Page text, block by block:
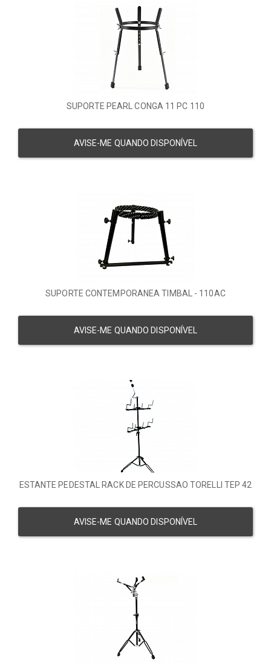
SUPORTE PEARL CONGA 11 PC 110
AVISE-ME QUANDO DISPONÍVEL
SUPORTE CONTEMPORANEA TIMBAL - 110AC
AVISE-ME QUANDO DISPONÍVEL
ESTANTE PEDESTAL RACK DE PERCUSSAO TORELLI TEP 42
AVISE-ME QUANDO DISPONÍVEL